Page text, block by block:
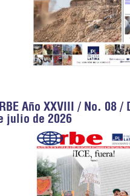
Año XXVIII / No. 08 /
julio de 2026